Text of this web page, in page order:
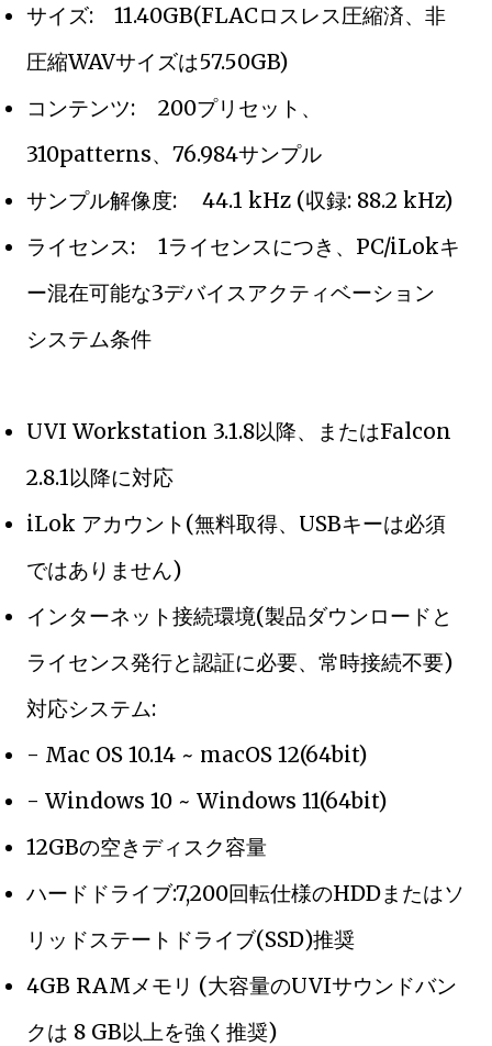
サイズ:
11.40GB(FLACロスレス圧縮済、非
圧縮WAVサイズは57.50GB)
コンテンツ:
200プリセット、
310patterns、76.984サンプル
サンプル解像度:
44.1 kHz (収録: 88.2 kHz)
ライセンス:
1ライセンスにつき、PC/iLokキ
ー混在可能な3デバイスアクティベーション
システム条件
UVI Workstation 3.1.8以降、またはFalcon
2.8.1以降に対応
iLok アカウント(無料取得、USBキーは必須
ではありません)
インターネット接続環境(製品ダウンロードと
ライセンス発行と認証に必要、常時接続不要)
対応システム:
- Mac OS 10.14 ~ macOS 12(64bit)
- Windows 10 ~ Windows 11(64bit)
12GBの空きディスク容量
ハードドライブ:7,200回転仕様のHDDまたはソ
リッドステートドライブ(SSD)推奨
4GB RAMメモリ (大容量のUVIサウンドバン
クは 8 GB以上を強く推奨)